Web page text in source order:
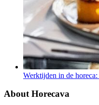
Werktijden in de
About Horecava